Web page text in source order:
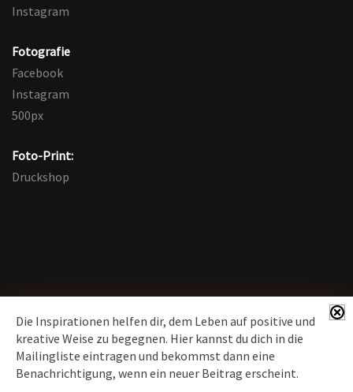
Die Inspirationen helfen dir, dem Leben auf positive und
kreative Weise zu begegnen. Hier kannst du dich in die
Mailingliste eintragen und bekommst dann eine
Benachrichtigung, wenn ein neuer Beitrag erscheint.
Instagram
Fotografie
Facebook
Instagram
500px
Foto-Print:
Druckshop
News erhalten